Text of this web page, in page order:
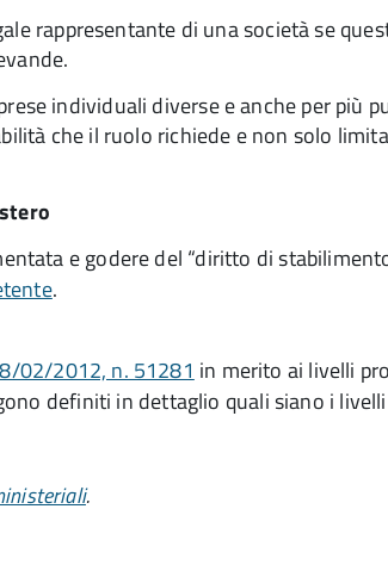
rappresentante di una società se
individuali diverse e anche per
che il ruolo richiede e non solo
e godere del “diritto di
.
02/2012, n. 51281 in merito ai livelli
definiti in dettaglio quali siano i
.